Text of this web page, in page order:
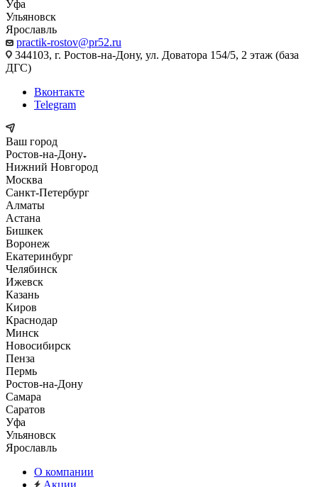
Уфа
Ульяновск
Ярославль
practik-rostov@pr52.ru
344103, г. Ростов-на-Дону, ул. Доватора 154/5, 2 этаж (база
ДГС)
Вконтакте
Telegram
Ваш город
Ростов-на-Дону
Нижний Новгород
Москва
Санкт-Петербург
Алматы
Астана
Бишкек
Воронеж
Екатеринбург
Челябинск
Ижевск
Казань
Киров
Краснодар
Минск
Новосибирск
Пенза
Пермь
Ростов-на-Дону
Самара
Саратов
Уфа
Ульяновск
Ярославль
О компании
Акции